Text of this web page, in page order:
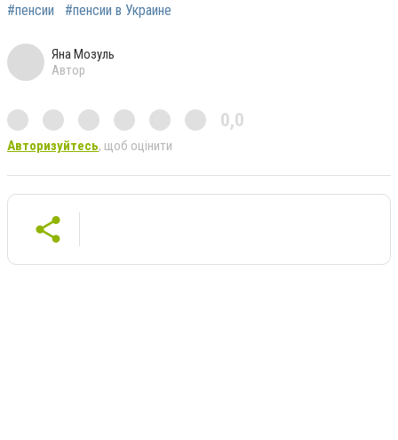
#пенсии #пенсии в Украине
Яна Мозуль
Автор
0,0
Авторизуйтесь, щоб оцінити